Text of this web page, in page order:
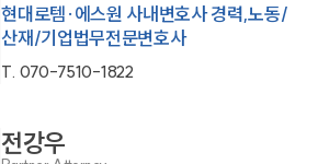
현대로템·에스원 사내변호사 경력,노동/
산재/기업법무전문변호사
T. 070-7510-1822
전강우